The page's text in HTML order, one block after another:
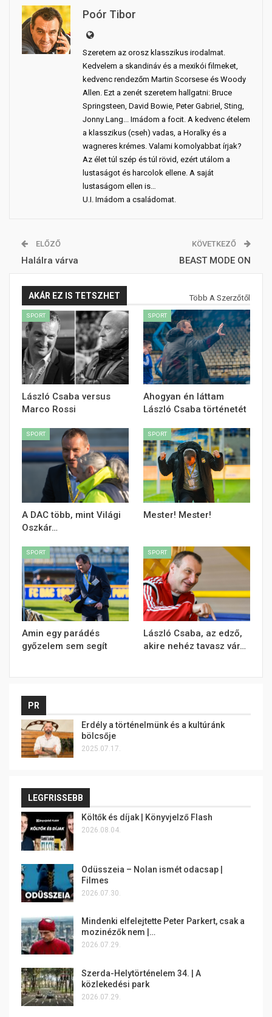
Poór Tibor
Szeretem az orosz klasszikus irodalmat.
Kedvelem a skandináv és a mexikói filmeket,
kedvenc rendezőm Martin Scorsese és Woody
Allen. Ezt a zenét szeretem hallgatni: Bruce
Springsteen, David Bowie, Peter Gabriel, Sting,
Jonny Lang... Imádom a focit. A kedvenc ételem
a klasszikus (cseh) vadas, a Horalky és a
wagneres krémes. Valami komolyabbat írjak?
Az élet túl szép és túl rövid, ezért utálom a
lustaságot és harcolok ellene. A saját
lustaságom ellen is…
U.I. Imádom a családomat.
ELŐZŐ
Halálra várva
KÖVETKEZŐ
BEAST MODE ON
AKÁR EZ IS TETSZHET Több A Szerzőtől
SPORT
László Csaba versus
Marco Rossi
SPORT
Ahogyan én láttam
László Csaba történetét
SPORT
A DAC több, mint Világi
Oszkár…
SPORT
Mester! Mester!
SPORT
Amin egy parádés
győzelem sem segít
SPORT
László Csaba, az edző,
akire nehéz tavasz vár…
PR
Erdély a történelmünk és a kultúránk
bölcsője
2025.07.17.
LEGFRISSEBB
Költők és díjak | Könyvjelző Flash
2026.08.04.
Odüsszeia – Nolan ismét odacsap |
Filmes
2026.07.30.
Mindenki elfelejtette Peter Parkert, csak a
mozinézők nem |…
2026.07.29.
Szerda-Helytörténelem 34. | A
közlekedési park
2026.07.29.